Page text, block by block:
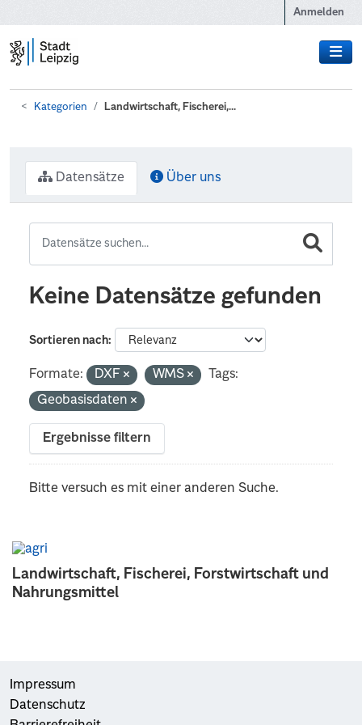
Anmelden
Kategorien Landwirtschaft, Fischerei,...
Landwirtschaft, Fischerei, Forstwirtschaft und
Nahrungsmittel
Datensätze Über uns
Keine Datensätze gefunden
Sortieren nach
Formate: DXF WMS
Tags:
Geobasisdaten
Ergebnisse filtern
Bitte versuch es mit einer anderen Suche.
Impressum
Datenschutz